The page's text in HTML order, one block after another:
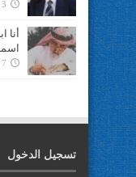
3 مايو، 2025
أنا
7 أبريل، 2025
تسجيل الدخول